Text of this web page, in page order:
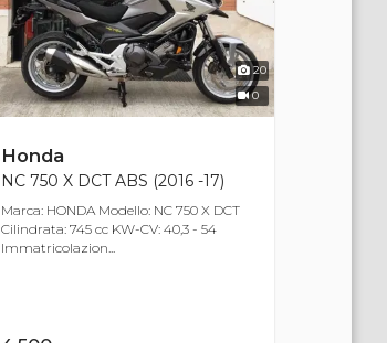
20
0
Honda
NC 750 X DCT ABS (2016 -17)
Marca: HONDA Modello: NC 750 X DCT
Cilindrata: 745 cc KW-CV: 40,3 - 54
Immatricolazion...